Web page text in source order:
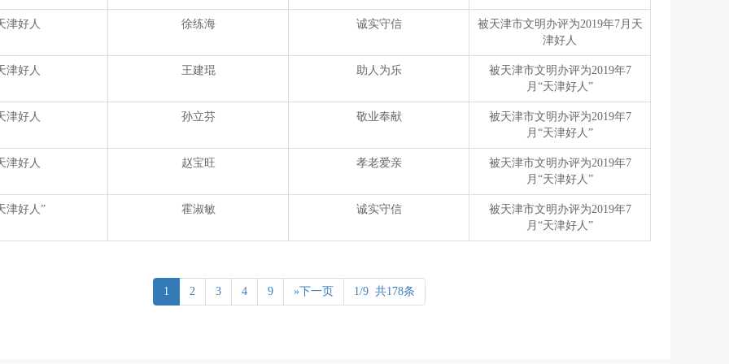
津好人 徐练海 诚实守信
被天津市文明办评为2019年7月天
津好人
津好人 王建琨 助人为乐
被天津市文明办评为2019年7
月“天津好人”
津好人 孙立芬 敬业奉献
被天津市文明办评为2019年7
月“天津好人”
津好人 赵宝旺 孝老爱亲
被天津市文明办评为2019年7
月“天津好人”
津好人” 霍淑敏 诚实守信
被天津市文明办评为2019年7
月“天津好人”
1 2 3 4 9 »下一页 1/9 共178条